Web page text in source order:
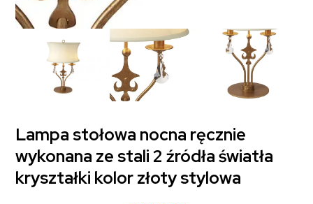
Lampa stołowa nocna ręcznie
wykonana ze stali 2 źródła światła
kryształki kolor złoty stylowa